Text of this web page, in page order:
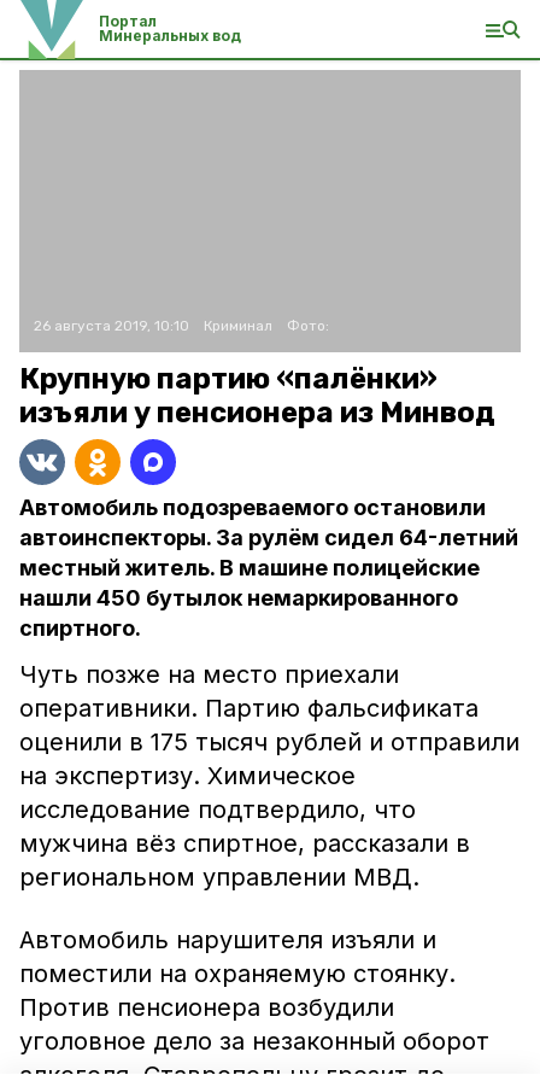
Портал
Минеральных вод
26 августа 2019, 10:10 Криминал Фото:
Крупную партию «палёнки»
изъяли у пенсионера из Минвод
Автомобиль подозреваемого остановили
автоинспекторы. За рулём сидел 64-летний
местный житель. В машине полицейские
нашли 450 бутылок немаркированного
спиртного.
Чуть позже на место приехали
оперативники. Партию фальсификата
оценили в 175 тысяч рублей и отправили
на экспертизу. Химическое
исследование подтвердило, что
мужчина вёз спиртное, рассказали в
региональном управлении МВД.
Автомобиль нарушителя изъяли и
поместили на охраняемую стоянку.
Против пенсионера возбудили
уголовное дело за незаконный оборот
алкоголя. Ставропольцу грозит до